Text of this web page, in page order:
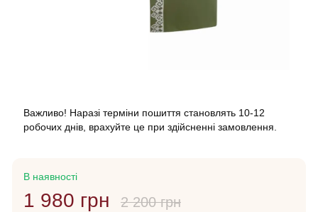
Важливо! Наразі терміни пошиття становлять 10-12
робочих днів, врахуйте це при здійсненні замовлення.
В наявності
1 980 грн 2 200 грн